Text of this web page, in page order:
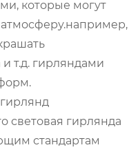
которые могут
т.д. гирляндами
световая гирлянда
стандартам